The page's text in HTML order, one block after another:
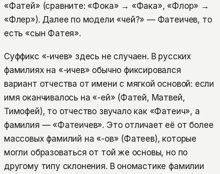
«Фатей» (сравните: «Фока» → «Фака», «Флор» →
«Флер»). Далее по модели «чей?» — Фатеичев, то
есть «сын Фатея».
Суффикс «-ичев» здесь не случаен. В русских
фамилиях на «-ичев» обычно фиксировался
вариант отчества от имени с мягкой основой: если
имя оканчивалось на «-ей» (Фатей, Матвей,
Тимофей), то отчество звучало как «Фатеич», а
фамилия — «Фатеичев». Это отличает её от более
массовых фамилий на «-ов» (Фатеев), которые
могли образоваться от той же основы, но по
другому типу склонения. В ономастике фамилии